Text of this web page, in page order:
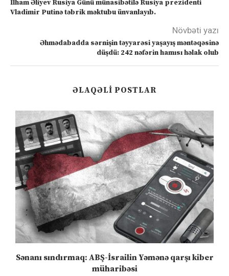
İlham Əliyev Rusiya Günü münasibətilə Rusiya prezidenti
Vladimir Putinə təbrik məktubu ünvanlayıb.
Növbəti yazı
Əhmədabadda sərnişin təyyarəsi yaşayış məntəqəsinə
düşdü: 242 nəfərin hamısı həlak olub
ƏLAQƏLI POSTLAR
Sənanı sındırmaq: ABŞ-İsrailin Yəmənə qarşı kiber
müharibəsi